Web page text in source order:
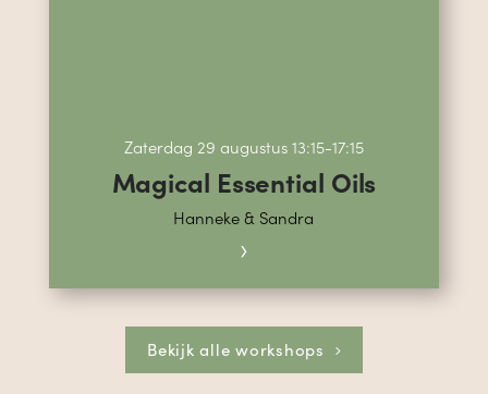
Zaterdag 29 augustus 13:15-17:15
Magical Essential Oils
Hanneke & Sandra
›
Bekijk alle workshops